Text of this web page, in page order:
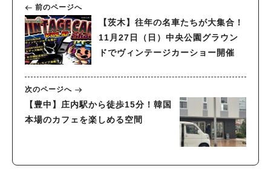
前のページへ
【茨木】往年の名車たちが大集合！
11月27日（日）中央公園グラウン
ドでヴィンテージカーショー開催
次のページへ
【豊中】庄内駅から徒歩15分！韓国
本場のカフェを楽しめる空間